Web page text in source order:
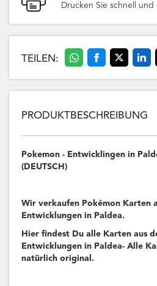
Drucken Sie schnell
TEILEN:
PRODUKTBESCHREIBUNG
Pokemon - Entwicklingen in
(DEUTSCH)
Wir verkaufen Pokémon Karten
Entwicklungen in Paldea.
Hier findest Du alle Karten aus
Entwicklungen in Paldea- Alle
natürlich original.